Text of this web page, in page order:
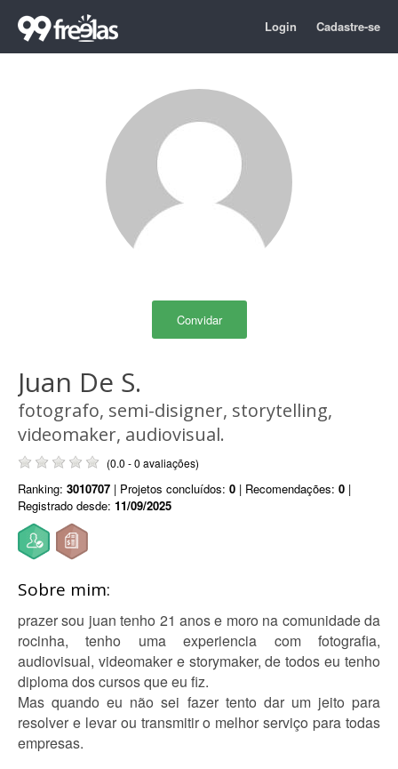
Login Cadastre-se
Convidar
Juan De S.
fotografo, semi-disigner, storytelling,
videomaker, audiovisual.
(0.0 - 0 avaliações)
Ranking: 3010707 | Projetos concluídos: 0 | Recomendações: 0 |
Registrado desde: 11/09/2025
Sobre mim:
prazer sou juan tenho 21 anos e moro na comunidade da
rocinha, tenho uma experiencia com fotografia,
audiovisual, videomaker e storymaker, de todos eu tenho
diploma dos cursos que eu fiz.
Mas quando eu não sei fazer tento dar um jeito para
resolver e levar ou transmitir o melhor serviço para todas
empresas.